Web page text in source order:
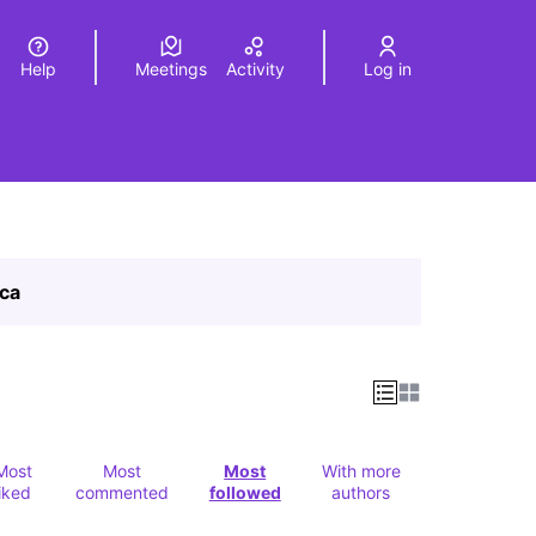
Elegir el idiomaChoose language
Help Meetings Activity Log in
Most
commented
Most
followed
With more
authors